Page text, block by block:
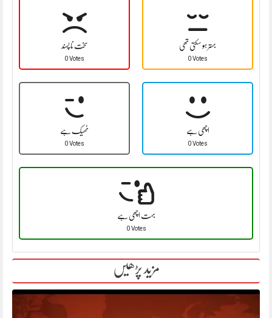
سخت نا پسند
0 Votes
بہتر ہو سکتی تھی
0 Votes
ٹھیک ہے
0 Votes
اچھی ہے
0 Votes
بہت اچھی ہے
0 Votes
مزید پڑھیں